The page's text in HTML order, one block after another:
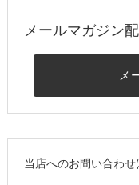
メールマガジン
メ
当店へのお問い合わせ